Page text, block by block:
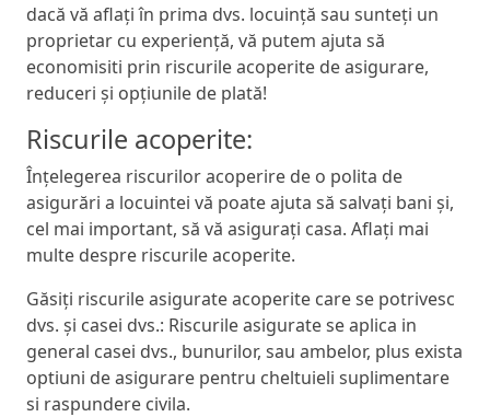
dacă vă aflați în prima dvs. locuință sau sunteți un
proprietar cu experiență, vă putem ajuta să
economisiti prin riscurile acoperite de asigurare,
reduceri și opțiunile de plată!
Riscurile acoperite:
Înțelegerea riscurilor acoperire de o polita de
asigurări a locuintei vă poate ajuta să salvați bani și,
cel mai important, să vă asigurați casa. Aflați mai
multe despre riscurile acoperite.
Găsiți riscurile asigurate acoperite care se potrivesc
dvs. și casei dvs.: Riscurile asigurate se aplica in
general casei dvs., bunurilor, sau ambelor, plus exista
optiuni de asigurare pentru cheltuieli suplimentare
si raspundere civila.